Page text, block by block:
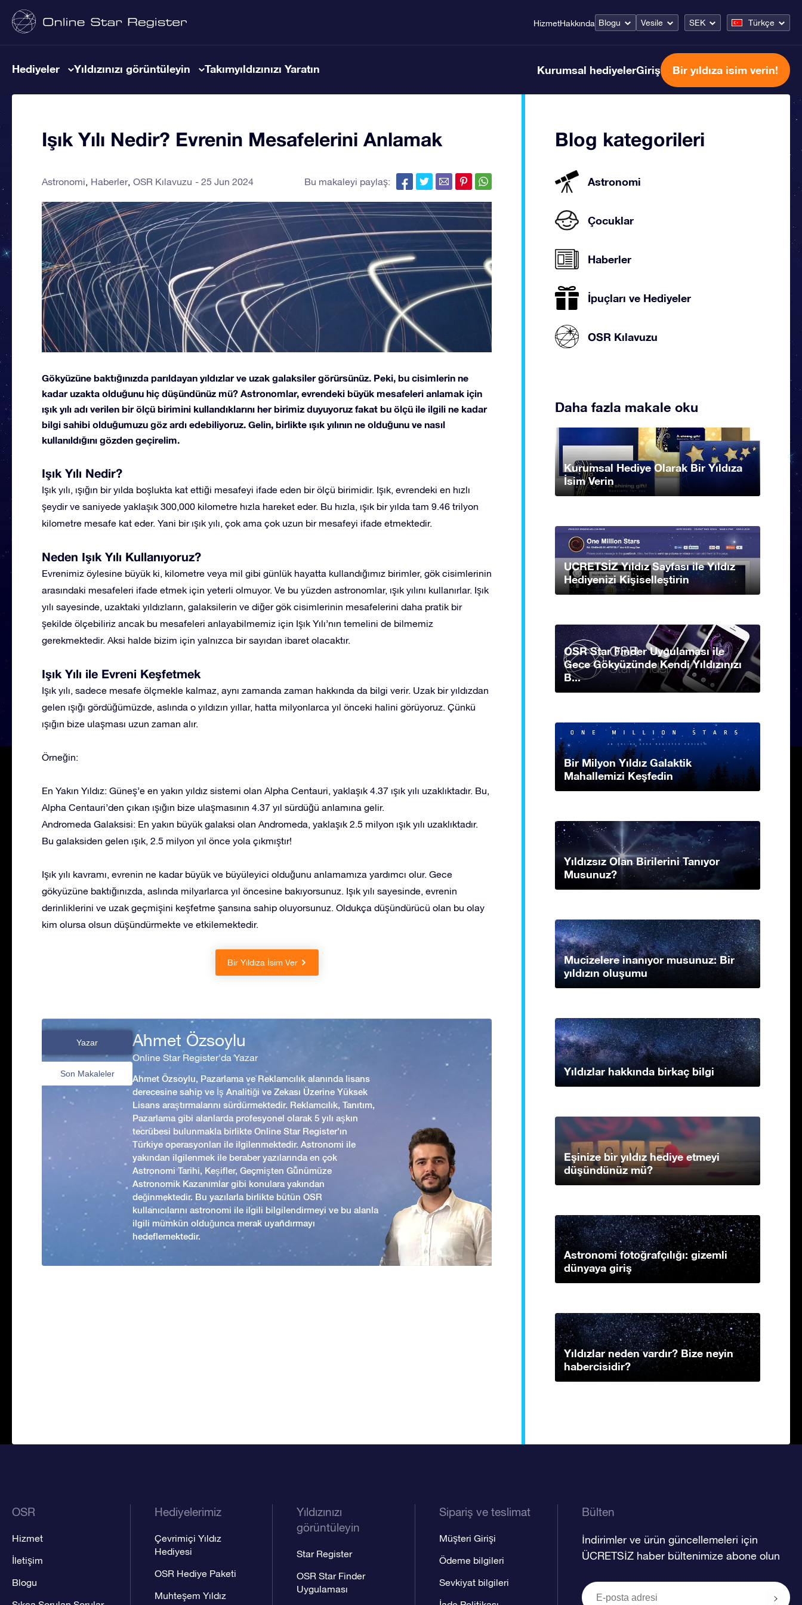
HizmetHakkında Blogu Vesile SEK Türkçe
Hediyeler Yıldızınızı görüntüleyin Takımyıldızınızı Yaratın Kurumsal hediyelerGiriş Bir yıldıza isim verin!
Işık Yılı Nedir? Evrenin Mesafelerini Anlamak
Astronomi Haberler OSR Kılavuzu 25 Jun 2024 Bu makaleyi paylaş:
Gökyüzüne baktığınızda parıldayan yıldızlar ve uzak galaksiler görürsünüz. Peki, bu cisimlerin ne
kadar uzakta olduğunu hiç düşündünüz mü? Astronomlar, evrendeki büyük mesafeleri anlamak için
ışık yılı adı verilen bir ölçü birimini kullandıklarını her birimiz duyuyoruz fakat bu ölçü ile ilgili ne kadar
bilgi sahibi olduğumuzu göz ardı edebiliyoruz. Gelin, birlikte ışık yılının ne olduğunu ve nasıl
kullanıldığını gözden geçirelim.
Işık Yılı Nedir?
Işık yılı, ışığın bir yılda boşlukta kat ettiği mesafeyi ifade eden bir ölçü birimidir. Işık, evrendeki en hızlı
şeydir ve saniyede yaklaşık 300,000 kilometre hızla hareket eder. Bu hızla, ışık bir yılda tam 9.46 trilyon
kilometre mesafe kat eder. Yani bir ışık yılı, çok ama çok uzun bir mesafeyi ifade etmektedir.
Neden Işık Yılı Kullanıyoruz?
Evrenimiz öylesine büyük ki, kilometre veya mil gibi günlük hayatta kullandığımız birimler, gök cisimlerinin
arasındaki mesafeleri ifade etmek için yeterli olmuyor. Ve bu yüzden astronomlar, ışık yılını kullanırlar. Işık
yılı sayesinde, uzaktaki yıldızların, galaksilerin ve diğer gök cisimlerinin mesafelerini daha pratik bir
şekilde ölçebiliriz ancak bu mesafeleri anlayabilmemiz için Işık Yılı’nın temelini de bilmemiz
gerekmektedir. Aksi halde bizim için yalnızca bir sayıdan ibaret olacaktır.
Işık Yılı ile Evreni Keşfetmek
Işık yılı, sadece mesafe ölçmekle kalmaz, aynı zamanda zaman hakkında da bilgi verir. Uzak bir yıldızdan
gelen ışığı gördüğümüzde, aslında o yıldızın yıllar, hatta milyonlarca yıl önceki halini görüyoruz. Çünkü
ışığın bize ulaşması uzun zaman alır.
Örneğin:
En Yakın Yıldız: Güneş’e en yakın yıldız sistemi olan Alpha Centauri, yaklaşık 4.37 ışık yılı uzaklıktadır. Bu,
Alpha Centauri’den çıkan ışığın bize ulaşmasının 4.37 yıl sürdüğü anlamına gelir.
Andromeda Galaksisi: En yakın büyük galaksi olan Andromeda, yaklaşık 2.5 milyon ışık yılı uzaklıktadır.
Bu galaksiden gelen ışık, 2.5 milyon yıl önce yola çıkmıştır!
Işık yılı kavramı, evrenin ne kadar büyük ve büyüleyici olduğunu anlamamıza yardımcı olur. Gece
gökyüzüne baktığınızda, aslında milyarlarca yıl öncesine bakıyorsunuz. Işık yılı sayesinde, evrenin
derinliklerini ve uzak geçmişini keşfetme şansına sahip oluyorsunuz. Oldukça düşündürücü olan bu olay
kim olursa olsun düşündürmekte ve etkilemektedir.
Bir Yıldıza İsim Ver
Yazar
Son Makaleler
Ahmet Özsoylu
Online Star Register'da Yazar
Ahmet Özsoylu, Pazarlama ve Reklamcılık alanında lisans
derecesine sahip ve İş Analitiği ve Zekası Üzerine Yüksek
Lisans araştırmalarını sürdürmektedir. Reklamcılık, Tanıtım,
Pazarlama gibi alanlarda profesyonel olarak 5 yılı aşkın
tecrübesi bulunmakla birlikte Online Star Register'ın
Türkiye operasyonları ile ilgilenmektedir. Astronomi ile
yakından ilgilenmek ile beraber yazılarında en çok
Astronomi Tarihi, Keşifler, Geçmişten Günümüze
Astronomik Kazanımlar gibi konulara yakından
değinmektedir. Bu yazılarla birlikte bütün OSR
kullanıcılarını astronomi ile ilgili bilgilendirmeyi ve bu alanla
ilgili mümkün olduğunca merak uyandırmayı
hedeflemektedir.
Blog kategorileri
Astronomi
Çocuklar
Haberler
İpuçları ve Hediyeler
OSR Kılavuzu
Daha fazla makale oku
Kurumsal Hediye Olarak Bir Yıldıza
İsim Verin
UCRETSİZ Yıldız Sayfası ile Yıldız
Hediyenizi Kişiselleştirin
OSR Star Finder Uygulaması ile
Gece Gökyüzünde Kendi Yıldızınızı
B...
Bir Milyon Yıldız Galaktik
Mahallemizi Keşfedin
Yıldızsız Olan Birilerini Tanıyor
Musunuz?
Mucizelere inanıyor musunuz: Bir
yıldızın oluşumu
Yıldızlar hakkında birkaç bilgi
Eşinize bir yıldız hediye etmeyi
düşündünüz mü?
Astronomi fotoğrafçılığı: gizemli
dünyaya giriş
Yıldızlar neden vardır? Bize neyin
habercisidir?
OSR
Hizmet
İletişim
Blogu
Hediyelerimiz
Çevrimiçi Yıldız
Hediyesi
OSR Hediye Paketi
Muhteşem Yıldız
Yıldızınızı
görüntüleyin
Star Register
OSR Star Finder
Uygulaması
Sipariş ve teslimat
Müşteri Girişi
Ödeme bilgileri
Sevkiyat bilgileri
Bülten
İndirimler ve ürün güncellemeleri için
ÜCRETSİZ haber bültenimize abone olun